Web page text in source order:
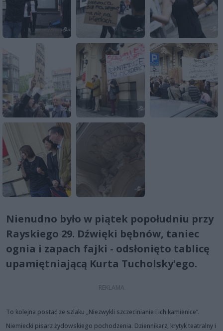
Nienudno było w piątek popołudniu przy
Rayskiego 29. Dźwięki bębnów, taniec
ognia i zapach fajki - odsłonięto tablicę
upamiętniającą Kurta Tucholsky'ego.
To kolejna postać ze szlaku „Niezwykli szczecinianie i ich kamienice”.
Niemiecki pisarz żydowskiego pochodzenia. Dziennikarz, krytyk teatralny i